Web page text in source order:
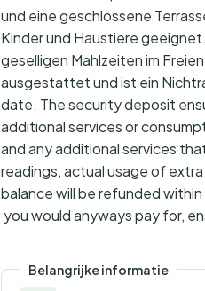
und eine geschlossene
Kinder und Haustiere
geselligen Mahlzeiten im
ausgestattet und ist ein
date. The security deposit
additional services or
and any additional services
readings, actual usage of
balance will be refunded
you would anyways pay for,
Belangrijke informatie